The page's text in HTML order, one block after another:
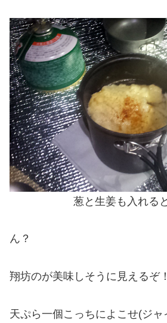
葱と生姜も入れる
ん？
翔坊のが美味しそうに見えるぞ！
天ぷら一個こっちによこせ(ジャ